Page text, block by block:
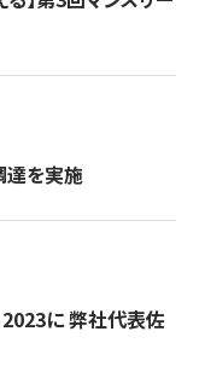
達を実施
に 弊社代表佐